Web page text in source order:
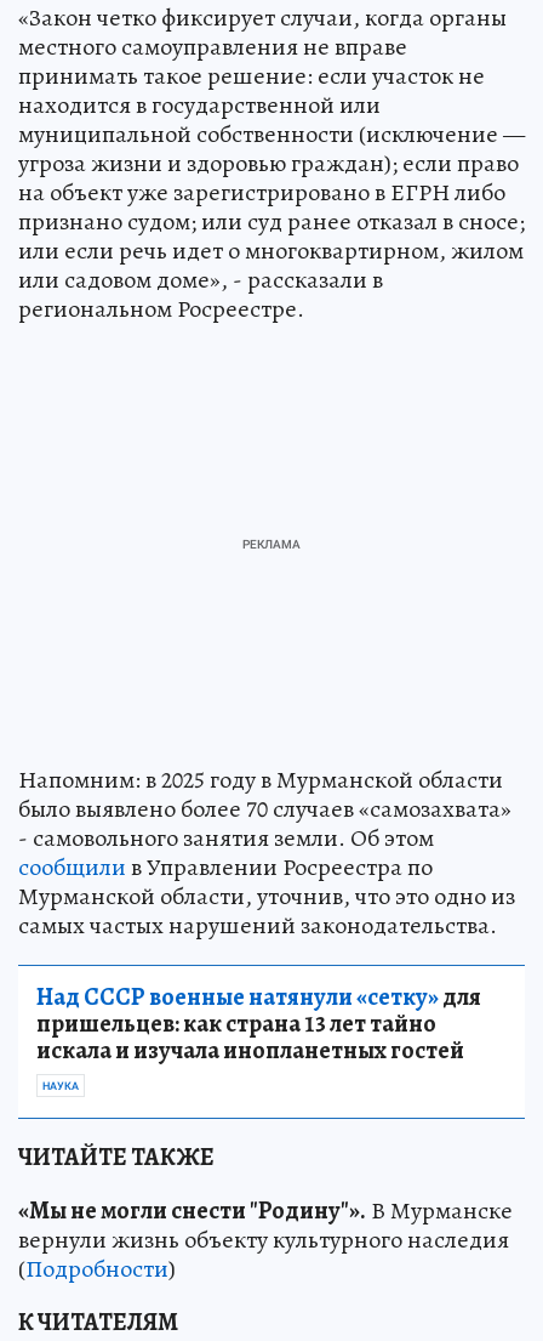
«Закон четко фиксирует случаи, когда органы
местного самоуправления не вправе
принимать такое решение: если участок не
находится в государственной или
муниципальной собственности (исключение —
угроза жизни и здоровью граждан); если право
на объект уже зарегистрировано в ЕГРН либо
признано судом; или суд ранее отказал в сносе;
или если речь идет о многоквартирном, жилом
или садовом доме», - рассказали в
региональном Росреестре.
Напомним: в 2025 году в Мурманской области
было выявлено более 70 случаев «самозахвата»
- самовольного занятия земли. Об этом
сообщилив Управлении Росреестра по
Мурманской области, уточнив, что это одно из
самых частых нарушений законодательства.
Над СССР военные натянули «сетку»для
пришельцев: как страна 13 лет тайно
искала и изучала инопланетных гостей
НАУКА
ЧИТАЙТЕ ТАКЖЕ
«Мы не могли снести "Родину"». В Мурманске
вернули жизнь объекту культурного наследия
(Подробности)
К ЧИТАТЕЛЯМ